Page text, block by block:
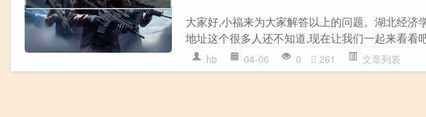
大家好,小福来为大家解答以上的问题。湖北经
地址这个很多人还不知道,现在让我们一起来看看
hb 04-06 0 261 文章列表